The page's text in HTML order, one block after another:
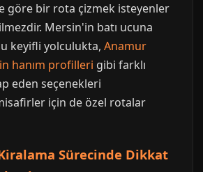
göre bir rota çizmek isteyenler
Mersin'in batı ucuna
keyifli yolculukta, Anamur
hanım profilleri gibi farklı
eden seçenekleri
için de özel rotalar
Sürecinde Dikkat